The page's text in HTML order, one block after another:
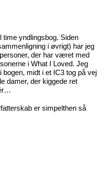
time yndlingsbog. Siden
i øvrigt) har jeg
der har været med
i What I Loved. Jeg
midt i et IC3 tog på vej
damer, der kiggede ret
er simpelthen så